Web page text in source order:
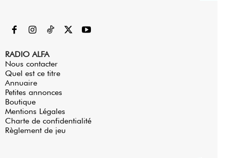
RADIO ALFA
Nous contacter
Quel est ce titre
Annuaire
Petites annonces
Boutique
Mentions Légales
Charte de confidentialité
Règlement de jeu